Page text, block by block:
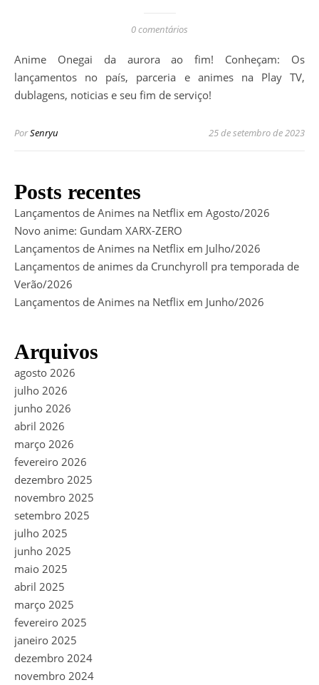
0 comentários
Anime Onegai da aurora ao fim! Conheçam: Os
lançamentos no país, parceria e animes na Play TV,
dublagens, noticias e seu fim de serviço!
PorSenryu 25 de setembro de 2023
Posts recentes
Lançamentos de Animes na Netflix em Agosto/2026
Novo anime: Gundam XARX-ZERO
Lançamentos de Animes na Netflix em Julho/2026
Lançamentos de animes da Crunchyroll pra temporada de
Verão/2026
Lançamentos de Animes na Netflix em Junho/2026
Arquivos
agosto 2026
julho 2026
junho 2026
abril 2026
março 2026
fevereiro 2026
dezembro 2025
novembro 2025
setembro 2025
julho 2025
junho 2025
maio 2025
abril 2025
março 2025
fevereiro 2025
janeiro 2025
dezembro 2024
novembro 2024